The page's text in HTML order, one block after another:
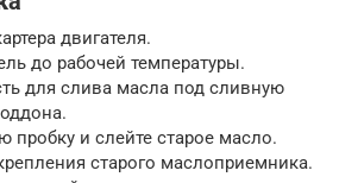
двигателя.
до рабочей температуры.
для слива масла под сливную
пробку и слейте старое масло.
старого маслоприемника.